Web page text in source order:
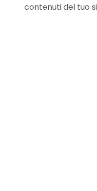
contenuti del tuo